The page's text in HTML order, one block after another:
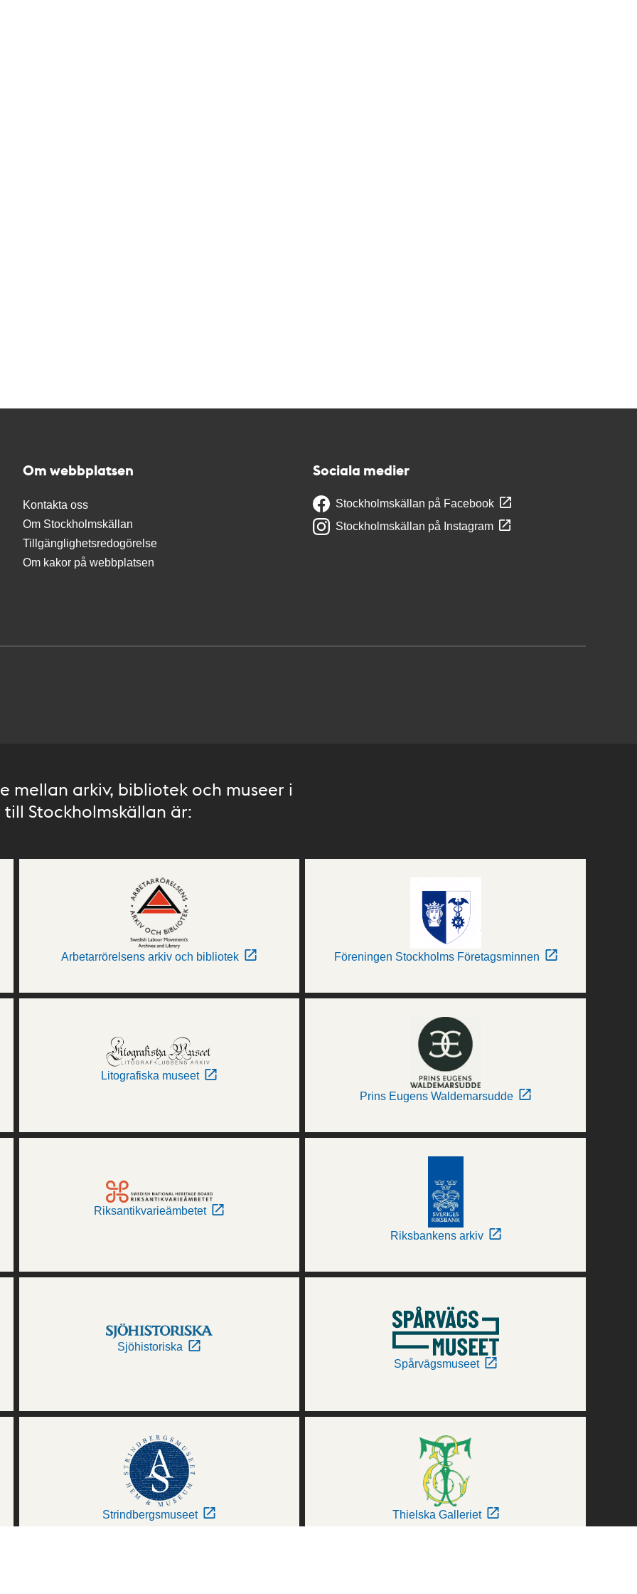
Om webbplatsen
Kontakta oss
Om Stockholmskällan
Tillgänglighetsredogörelse
Om kakor på webbplatsen
Sociala medier
Stockholmskällan på Facebook
Stockholmskällan på Instagram
mellan arkiv, bibliotek och museer i
Stockholmskällan är:
Arbetarrörelsens arkiv och bibliotek Föreningen Stockholms Företagsminnen
Litografiska museet
Prins Eugens Waldemarsudde
Riksantikvarieämbetet
Riksbankens arkiv
Sjöhistoriska
Spårvägsmuseet
Strindbergsmuseet Thielska Galleriet